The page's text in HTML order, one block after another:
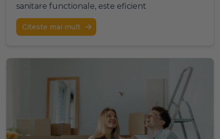
sanitare functionale, este eficient
Citeste mai mult